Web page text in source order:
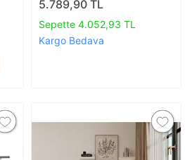
5.789,90 TL
Sepette 4.052,93 TL
Kargo Bedava